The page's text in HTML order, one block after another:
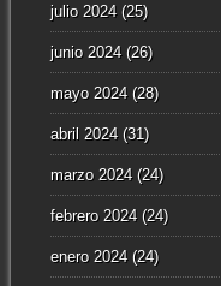
julio 2024(25)
junio 2024(26)
mayo 2024(28)
abril 2024(31)
marzo 2024(24)
febrero 2024(24)
enero 2024(24)